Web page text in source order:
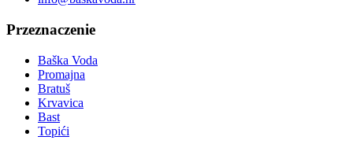
Przeznaczenie
Baška Voda
Promajna
Bratuš
Krvavica
Bast
Topići